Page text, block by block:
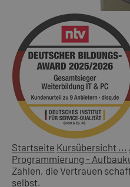
Startseite Kursübersicht ...
Programmierung -
Zahlen, die Vertrauen
selbst.